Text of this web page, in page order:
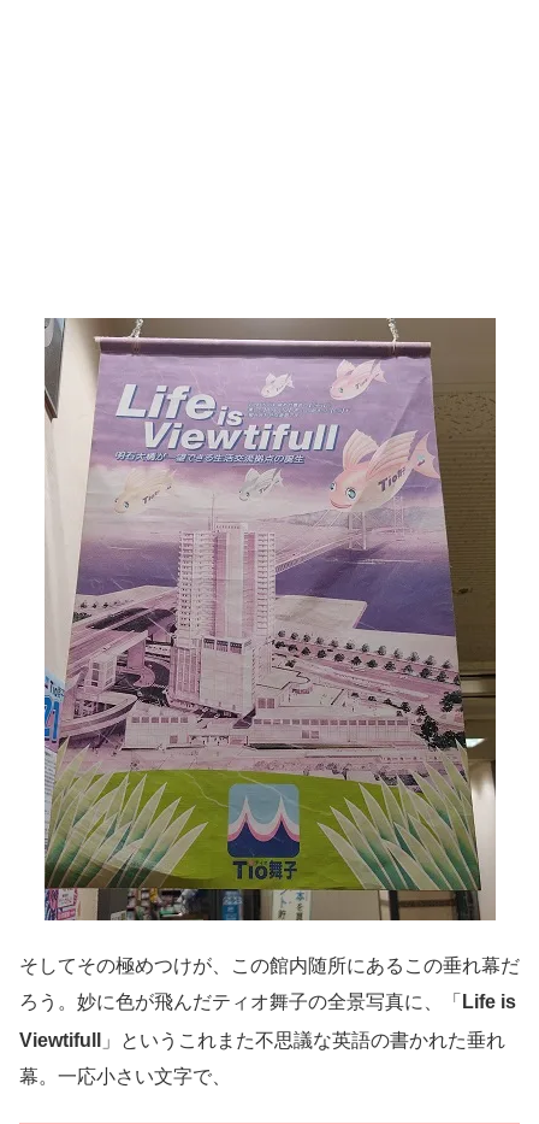
そしてその極めつけが、この館内随所にあるこの垂れ幕だ
ろう。妙に色が飛んだティオ舞子の全景写真に、「 Life is
Viewtifull
」というこれまた不思議な英語の書かれた垂れ
幕。一応小さい文字で、